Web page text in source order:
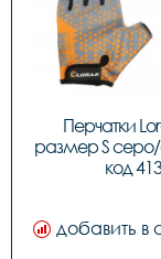
Перчатки
размер S
код
добавить в